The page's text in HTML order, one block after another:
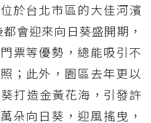
於台北市區的大佳河濱
會迎來向日葵盛開期，
票等優勢，總能吸引不
；此外，園區去年更以
打造金黃花海，引發許
朵向日葵，迎風搖曳，